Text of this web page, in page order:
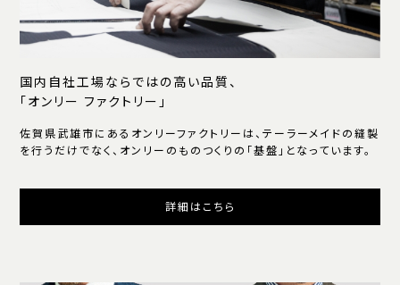
国内自社工場ならではの高い品質、
「オンリー ファクトリー」
佐賀県武雄市にあるオンリーファクトリーは、テーラーメイドの縫製
を行うだけでなく、オンリーのものつくりの「基盤」となっています。
詳細はこちら